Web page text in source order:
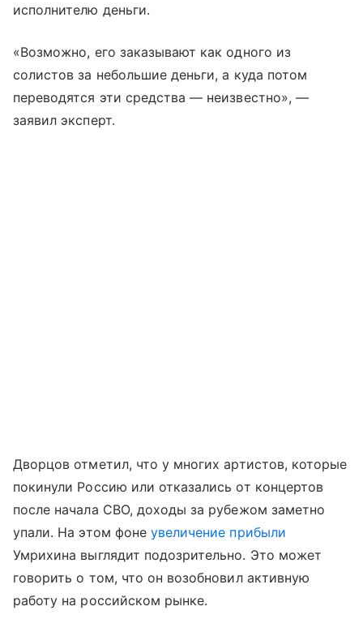
исполнителю деньги.
«Возможно, его заказывают как одного из
солистов за небольшие деньги, а куда потом
переводятся эти средства — неизвестно», —
заявил эксперт.
Дворцов отметил, что у многих артистов, которые
покинули Россию или отказались от концертов
после начала СВО, доходы за рубежом заметно
упали. На этом фоне увеличение прибыли
Умрихина выглядит подозрительно. Это может
говорить о том, что он возобновил активную
работу на российском рынке.